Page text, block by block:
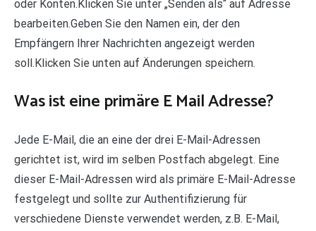
oder Konten.Klicken Sie unter „Senden als“ auf Adresse
bearbeiten.Geben Sie den Namen ein, der den
Empfängern Ihrer Nachrichten angezeigt werden
soll.Klicken Sie unten auf Änderungen speichern.
Was ist eine primäre E Mail Adresse?
Jede E-Mail, die an eine der drei E-Mail-Adressen
gerichtet ist, wird im selben Postfach abgelegt. Eine
dieser E-Mail-Adressen wird als primäre E-Mail-Adresse
festgelegt und sollte zur Authentifizierung für
verschiedene Dienste verwendet werden, z.B. E-Mail,